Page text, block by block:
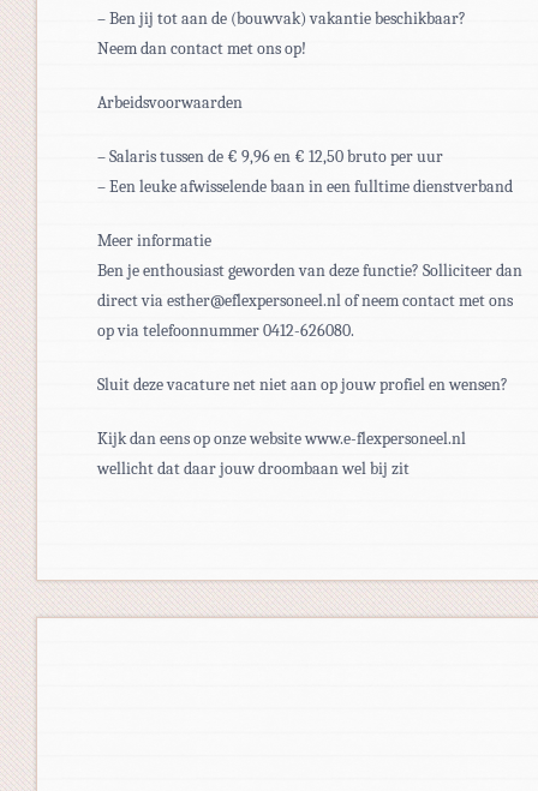
– Ben jij tot aan de (bouwvak) vakantie beschikbaar?
Neem dan contact met ons op!
Arbeidsvoorwaarden
– Salaris tussen de € 9,96 en € 12,50 bruto per uur
– Een leuke afwisselende baan in een fulltime dienstverband
Meer informatie
Ben je enthousiast geworden van deze functie? Solliciteer dan
direct via esther@eflexpersoneel.nl of neem contact met ons
op via telefoonnummer 0412-626080.
Sluit deze vacature net niet aan op jouw profiel en wensen?
Kijk dan eens op onze website www.e-flexpersoneel.nl
wellicht dat daar jouw droombaan wel bij zit